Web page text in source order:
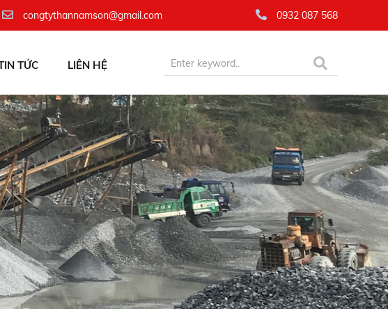
congtythannamson@gmail.com 0932 087 568
TỨC LIÊN HỆ